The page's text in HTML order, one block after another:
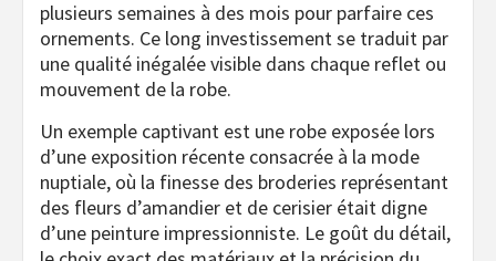
plusieurs semaines à des mois pour parfaire ces
ornements. Ce long investissement se traduit par
une qualité inégalée visible dans chaque reflet ou
mouvement de la robe.
Un exemple captivant est une robe exposée lors
d’une exposition récente consacrée à la mode
nuptiale, où la finesse des broderies représentant
des fleurs d’amandier et de cerisier était digne
d’une peinture impressionniste. Le goût du détail,